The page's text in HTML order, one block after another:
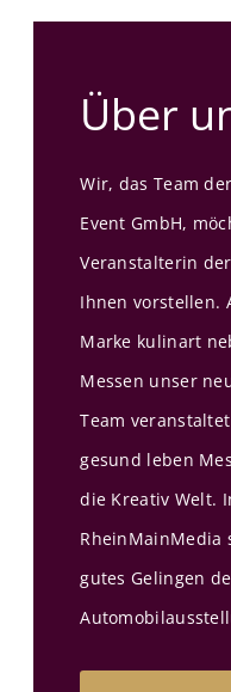
Über
Wir, das Team
Event GmbH,
Veranstalterin
Ihnen vorstellen.
Marke kulinart
Messen unser
Team
gesund leben
die Kreativ Welt.
RheinMainMedia
gutes Gelingen